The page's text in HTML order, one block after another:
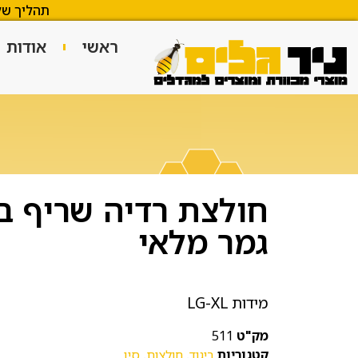
תהליך
ראשי אודות
חולצת רדיה שריף
גמר מלאי
מידות LG-XL
מק"ט 511